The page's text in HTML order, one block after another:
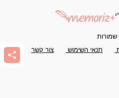
תנאי השימוש צור קשר